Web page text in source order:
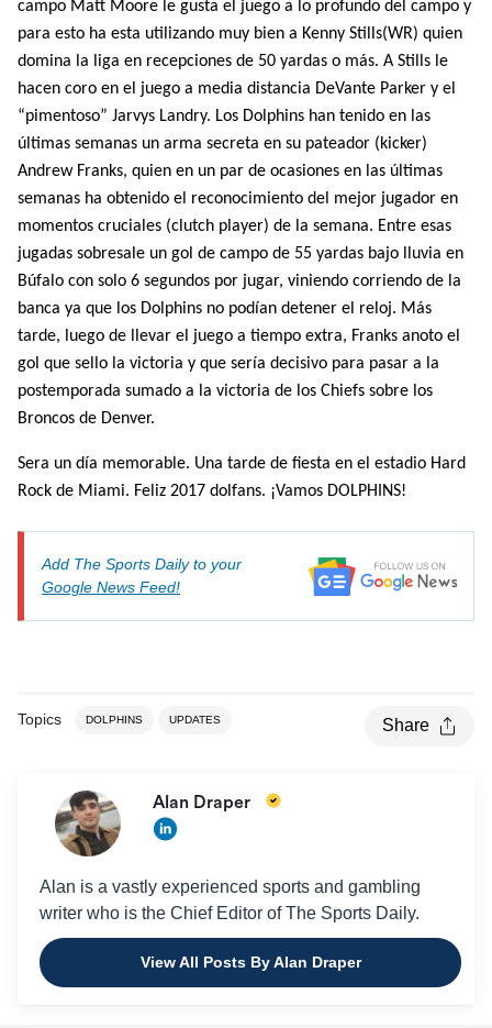
campo Matt Moore le gusta el juego a lo profundo del campo y
para esto ha esta utilizando muy bien a Kenny Stills(WR) quien
domina la liga en recepciones de 50 yardas o más. A Stills le
hacen coro en el juego a media distancia DeVante Parker y el
“pimentoso” Jarvys Landry. Los Dolphins han tenido en las
últimas semanas un arma secreta en su pateador (kicker)
Andrew Franks, quien en un par de ocasiones en las últimas
semanas ha obtenido el reconocimiento del mejor jugador en
momentos cruciales (clutch player) de la semana. Entre esas
jugadas sobresale un gol de campo de 55 yardas bajo lluvia en
Búfalo con solo 6 segundos por jugar, viniendo corriendo de la
banca ya que los Dolphins no podían detener el reloj. Más
tarde, luego de llevar el juego a tiempo extra, Franks anoto el
gol que sello la victoria y que sería decisivo para pasar a la
postemporada sumado a la victoria de los Chiefs sobre los
Broncos de Denver.
Sera un día memorable. Una tarde de fiesta en el estadio Hard
Rock de Miami. Feliz 2017 dolfans. ¡Vamos DOLPHINS!
Add The Sports Daily to your
Google News Feed!
Topics DOLPHINS UPDATES Share
Alan Draper
Alan is a vastly experienced sports and gambling
writer who is the Chief Editor of The Sports Daily.
View All Posts By Alan Draper